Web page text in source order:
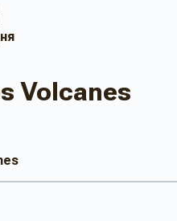
Volcanes